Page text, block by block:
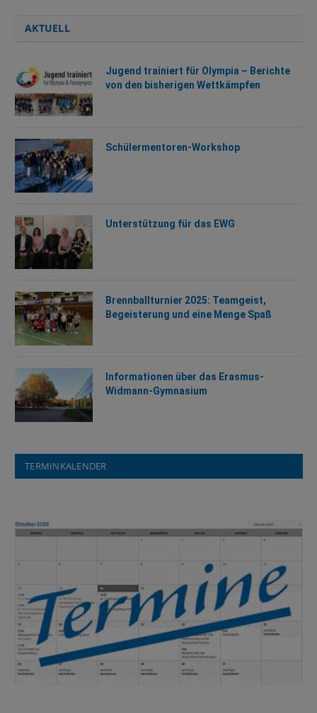
AKTUELL
Jugend trainiert für Olympia – Berichte
von den bisherigen Wettkämpfen
Schülermentoren-Workshop
Unterstützung für das EWG
Brennballturnier 2025: Teamgeist,
Begeisterung und eine Menge Spaß
Informationen über das Erasmus-
Widmann-Gymnasium
TERMINKALENDER